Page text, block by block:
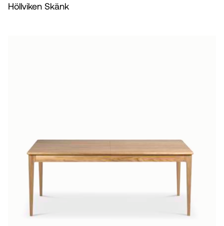
Höllviken Skänk